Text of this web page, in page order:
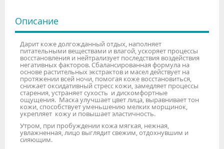
Описание
Дарит коже долгожданный отдых, наполняет
питательными веществами и влагой, ускоряет процессы
восстановления и нейтрализует последствия воздействия
негативных факторов. Сбалансированная формула на
основе растительных экстрактов и масел действует на
протяжении всей ночи, помогая коже восстановиться,
снижает оксидативный стресс кожи, замедляет процессы
старения, устраняет сухость и дискомфортные
ощущения. Маска улучшает цвет лица, выравнивает тон
кожи, способствует уменьшению мелких морщинок,
укрепляет кожу и повышает эластичность.
Утром, при пробуждении кожа мягкая, нежная,
увлажненная, лицо выглядит свежим, отдохнувшим и
сияющим.